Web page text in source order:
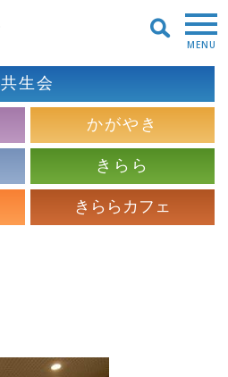
MENU
共生会
かがやき
きらら
きららカフェ